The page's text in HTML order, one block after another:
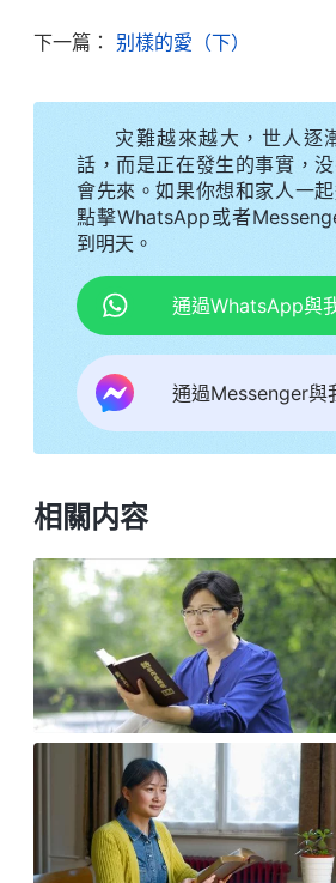
下一篇： 别樣的愛（下）
灾難越來越大，世人逐
話，而是正在發生的事實，
會先來。如果你想和家人一
點擊WhatsApp或者
到明天。
通過WhatsApp與
通過Messenger與
相關内容